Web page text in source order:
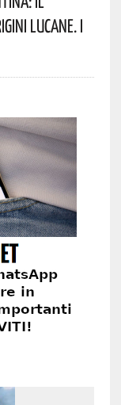
Lucane. I